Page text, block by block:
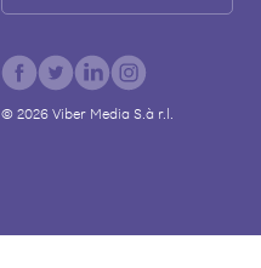
© 2026Viber Media S.à r.l.